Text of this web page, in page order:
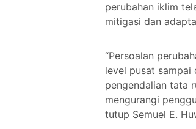
perubahan iklim
mitigasi dan
“Persoalan
level pusat sampai
pengendalian tata
mengurangi
tutup Semuel E.